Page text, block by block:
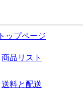
トップページ
商品リスト
送料と配送